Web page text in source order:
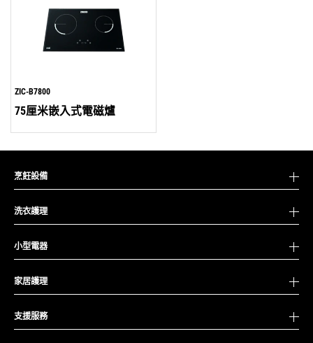
ZIC-B7800
75厘米嵌入式電磁爐
烹飪設備
洗衣護理
小型電器
家居護理
支援服務